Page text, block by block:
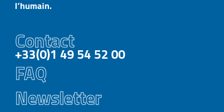
l’humain.
Contact
+33(0)1 49 54 52 00
FAQ
Newsletter